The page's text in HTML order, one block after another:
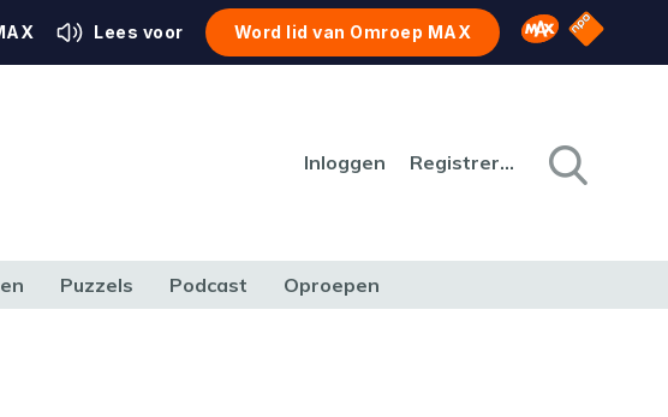
Lees voor Word lid van Omroep MAX Omroep MAX
NPO
Inloggen Registreren
Puzzels Podcast Oproepen